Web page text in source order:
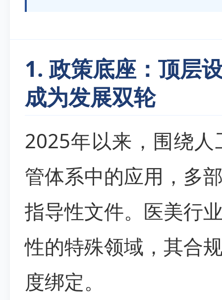
1. 政策底座：顶层
成为发展双轮
2025年以来，围绕
管体系中的应用，多
指导性文件。医美行
性的特殊领域，其合
度绑定。